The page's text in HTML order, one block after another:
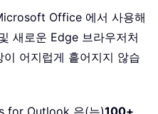
Office 에서 사용해
새로운 Edge 브라우저처
어지럽게 흩어지지 않습
for Outlook 은(는)100+